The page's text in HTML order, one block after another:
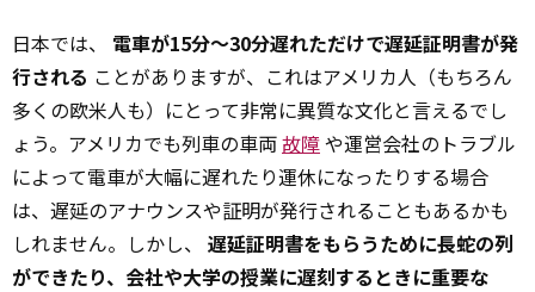
日本では、 電車が15分～30分遅れただけで遅延証明書が発
行される ことがありますが、これはアメリカ人（もちろん
多くの欧米人も）にとって非常に異質な文化と言えるでし
ょう。アメリカでも列車の車両故障や運営会社のトラブル
によって電車が大幅に遅れたり運休になったりする場合
は、遅延のアナウンスや証明が発行されることもあるかも
しれません。しかし、 遅延証明書をもらうために長蛇の列
ができたり、会社や大学の授業に遅刻するときに重要な